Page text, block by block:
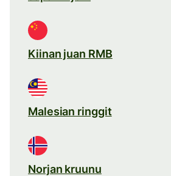
Kiinan juan RMB
Malesian ringgit
Norjan kruunu